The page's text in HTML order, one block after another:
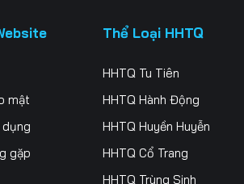
256 257
263 264
mật
gặp
Thể Loại HHTQ
HHTQ Tu Tiên
HHTQ Hành Động
HHTQ Huyền Huyễn
HHTQ Cổ Trang
HHTQ Trùng Sinh